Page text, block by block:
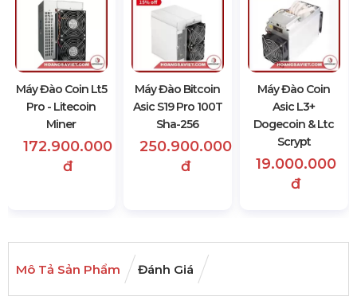
Máy Đào Coin Lt5
Pro - Litecoin
Miner
172.900.000
đ
Máy Đào Bitcoin
Asic S19 Pro 100T
Sha-256
250.900.000
đ
Máy Đào Coin
Asic L3+
Dogecoin & Ltc
Scrypt
19.000.000
đ
Mô Tả Sản Phẩm Đánh Giá